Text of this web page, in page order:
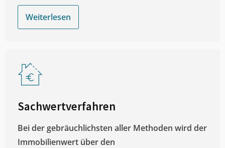
Weiterlesen
Sachwertverfahren
Bei der gebräuchlichsten aller Methoden wird der
Immobilienwert über den